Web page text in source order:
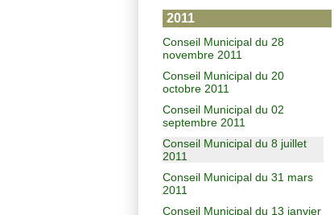
2011
Conseil Municipal du 28
novembre 2011
Conseil Municipal du 20
octobre 2011
Conseil Municipal du 02
septembre 2011
Conseil Municipal du 8 juillet
2011
Conseil Municipal du 31 mars
2011
Conseil Municipal du 13 janvier